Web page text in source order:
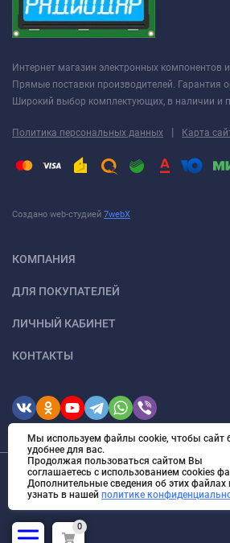
Интернет магазин электронных компонентов
Прямые поставки производителей. Гарантия
Широкий выбор комплектующих, в наличии и
Политика персональных данных | Карта
Создано web-студией 7webX
КОМПАНИЯ
ДЛЯ ПОКУПАТЕЛЕЙ
ЛИЧНЫЙ КАБИНЕТ
КОНТАКТЫ
© 2026 ИМ "Радиодар". Все
0
Мы используем файлы cookie, чтобы сайт
удобнее для вас.
Продолжая пользоваться сайтом Вы
соглашаетесь с использованием cookies
Дополнительные сведения об этих
узнать в нашей политике